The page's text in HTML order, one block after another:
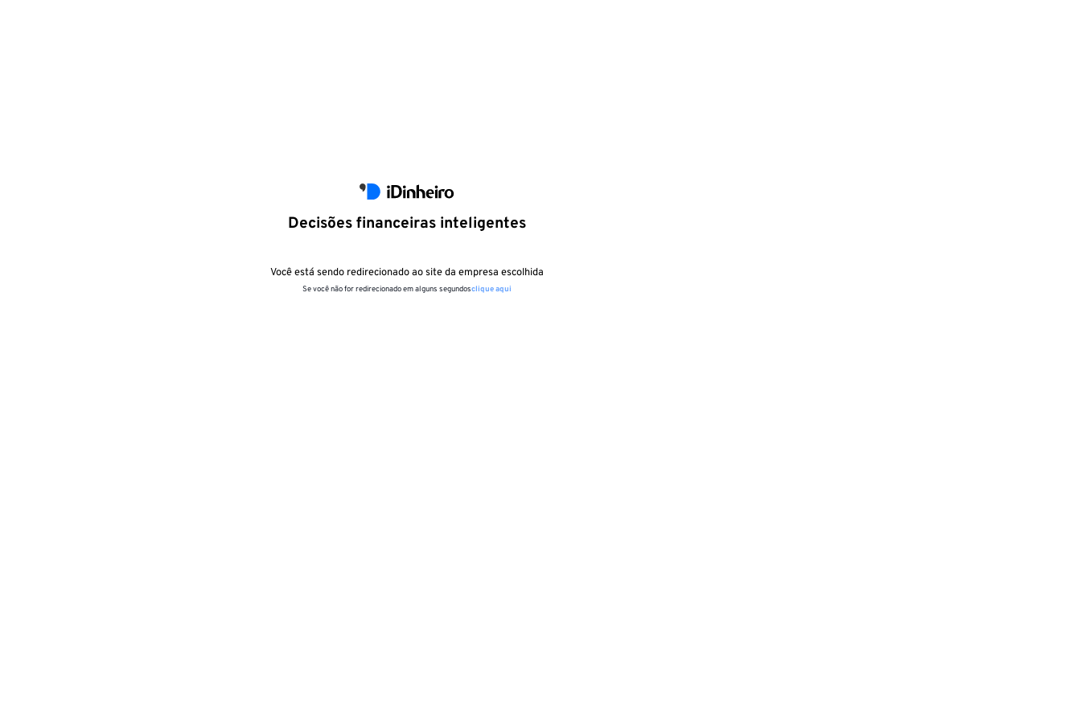
Decisões financeiras inteligentes
Você está sendo redirecionado ao site da empresa escolhida
Se você não for redirecionado em alguns segundosclique aqui